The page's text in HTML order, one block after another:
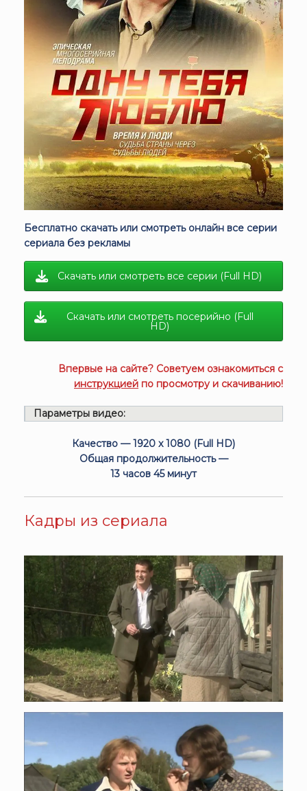
Бесплатно скачать или смотреть онлайн все серии
сериала без рекламы
Скачать или смотреть все серии (Full HD)
Скачать или смотреть посерийно (Full
HD)
Впервые на сайте? Советуем ознакомиться с
инструкцией по просмотру и скачиванию!
Параметры видео:
Качество — 1920 x 1080 (Full HD)
Общая продолжительность —
13 часов 45 минут
Кадры из сериала